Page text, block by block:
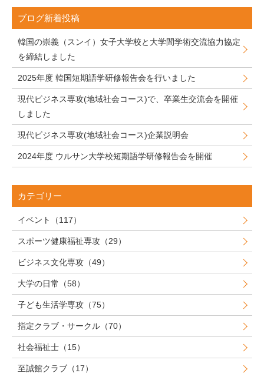
ブログ新着投稿
韓国の崇義（スンイ）女子大学校と大学間学術交流協力協定
を締結しました
2025年度 韓国短期語学研修報告会を行いました
現代ビジネス専攻(地域社会コース)で、卒業生交流会を開催
しました
現代ビジネス専攻(地域社会コース)企業説明会
2024年度 ウルサン大学校短期語学研修報告会を開催
カテゴリー
イベント（117）
スポーツ健康福祉専攻（29）
ビジネス文化専攻（49）
大学の日常（58）
子ども生活学専攻（75）
指定クラブ・サークル（70）
社会福祉士（15）
至誠館クラブ（17）